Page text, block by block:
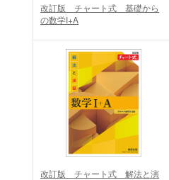
改訂版 チャート式 基礎から
の数学I+A
改訂版 チャート式 解法と演